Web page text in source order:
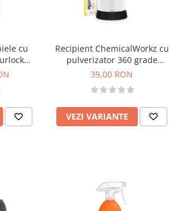
cu
Recipient ChemicalWorkz cu
pulverizator 360 grade
Canyon Premium Spray Bottle
39,00 RON
VEZI VARIANTE